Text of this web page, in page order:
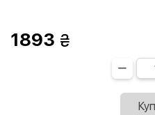
1893